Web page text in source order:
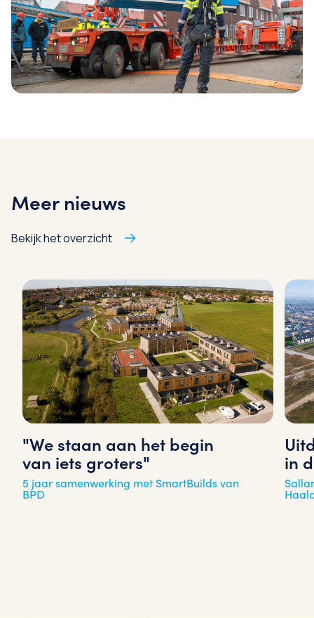
Meer nieuws
Bekijk het overzicht
"We staan aan het begin
van iets groters"
5 jaar samenwerking met SmartBuilds van
BPD
in